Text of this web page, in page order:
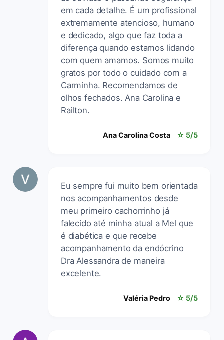
em cada detalhe. É um profissional
extremamente atencioso, humano
e dedicado, algo que faz toda a
diferença quando estamos lidando
com quem amamos. Somos muito
gratos por todo o cuidado com a
Carminha. Recomendamos de
olhos fechados. Ana Carolina e
Railton.
Ana Carolina Costa ☆ 5/5
Eu sempre fui muito bem orientada
nos acompanhamentos desde
meu primeiro cachorrinho já
falecido até minha atual a Mel que
é diabética e que recebe
acompanhamento da endócrino
Dra Alessandra de maneira
excelente.
Valéria Pedro ☆ 5/5